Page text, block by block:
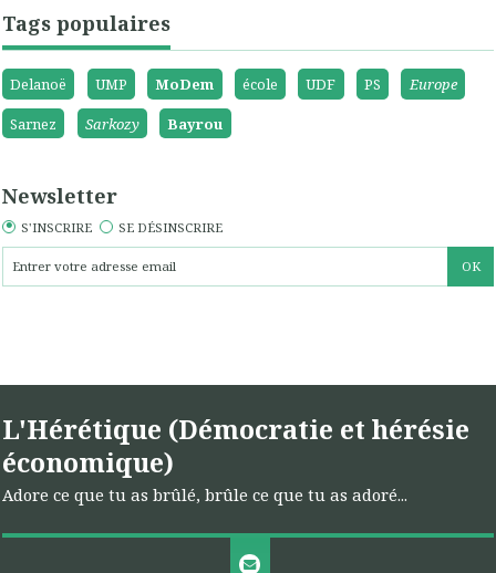
Tags populaires
Delanoë UMP MoDem école UDF PS
Europe
Sarnez
Sarkozy Bayrou
Newsletter
S'INSCRIRE SE DÉSINSCRIRE
L'Hérétique (Démocratie et hérésie
économique)
Adore ce que tu as brûlé, brûle ce que tu as adoré...